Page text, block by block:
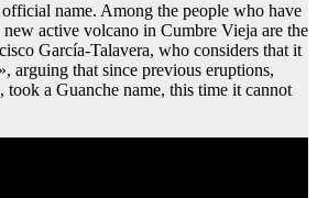
name. Among the people who have
new active volcano in Cumbre Vieja are the
García-Talavera, who considers that it
arguing that since previous eruptions,
took a Guanche name, this time it cannot